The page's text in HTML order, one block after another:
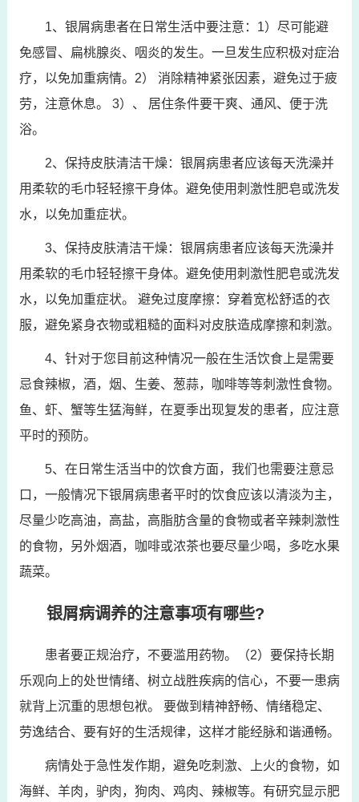
1、银屑病患者在日常生活中要注意：1）尽可能避
免感冒、扁桃腺炎、咽炎的发生。一旦发生应积极对症治
疗，以免加重病情。2） 消除精神紧张因素，避免过于疲
劳，注意休息。 3）、 居住条件要干爽、通风、便于洗
浴。
2、保持皮肤清洁干燥：银屑病患者应该每天洗澡并
用柔软的毛巾轻轻擦干身体。避免使用刺激性肥皂或洗发
水，以免加重症状。
3、保持皮肤清洁干燥：银屑病患者应该每天洗澡并
用柔软的毛巾轻轻擦干身体。避免使用刺激性肥皂或洗发
水，以免加重症状。 避免过度摩擦：穿着宽松舒适的衣
服，避免紧身衣物或粗糙的面料对皮肤造成摩擦和刺激。
4、针对于您目前这种情况一般在生活饮食上是需要
忌食辣椒，酒，烟、生姜、葱蒜，咖啡等等刺激性食物。
鱼、虾、蟹等生猛海鲜，在夏季出现复发的患者，应注意
平时的预防。
5、在日常生活当中的饮食方面，我们也需要注意忌
口，一般情况下银屑病患者平时的饮食应该以清淡为主，
尽量少吃高油，高盐，高脂肪含量的食物或者辛辣刺激性
的食物，另外烟酒，咖啡或浓茶也要尽量少喝，多吃水果
蔬菜。
银屑病调养的注意事项有哪些?
患者要正规治疗，不要滥用药物。（2）要保持长期
乐观向上的处世情绪、树立战胜疾病的信心，不要一患病
就背上沉重的思想包袱。 要做到精神舒畅、情绪稳定、
劳逸结合、要有好的生活规律，这样才能经脉和谐通畅。
病情处于急性发作期，避免吃刺激、上火的食物，如
海鲜、羊肉，驴肉，狗肉、鸡肉、辣椒等。有研究显示肥